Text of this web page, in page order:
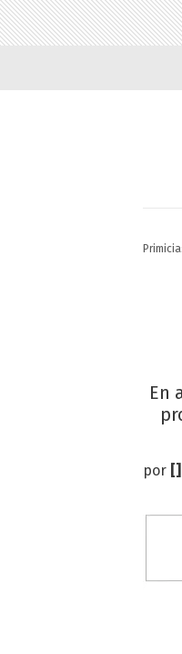
En
por